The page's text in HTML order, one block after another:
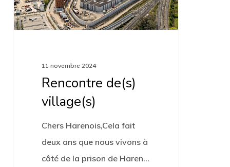
11 novembre 2024
Rencontre de(s)
village(s)
Chers Harenois,Cela fait
deux ans que nous vivons à
côté de la prison de Haren...